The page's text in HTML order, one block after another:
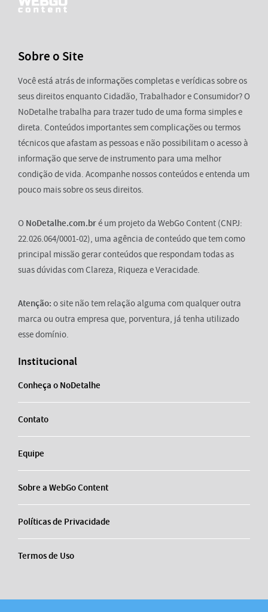
Sobre o Site
Você está atrás de informações completas e verídicas sobre os
seus direitos enquanto Cidadão, Trabalhador e Consumidor? O
NoDetalhe trabalha para trazer tudo de uma forma simples e
direta. Conteúdos importantes sem complicações ou termos
técnicos que afastam as pessoas e não possibilitam o acesso à
informação que serve de instrumento para uma melhor
condição de vida. Acompanhe nossos conteúdos e entenda um
pouco mais sobre os seus direitos.
O NoDetalhe.com.bré um projeto da WebGo Content (CNPJ:
22.026.064/0001-02), uma agência de conteúdo que tem como
principal missão gerar conteúdos que respondam todas as
suas dúvidas com Clareza, Riqueza e Veracidade.
Atenção: o site não tem relação alguma com qualquer outra
marca ou outra empresa que, porventura, já tenha utilizado
esse domínio.
Institucional
Conheça o NoDetalhe
Contato
Equipe
Sobre a WebGo Content
Políticas de Privacidade
Termos de Uso